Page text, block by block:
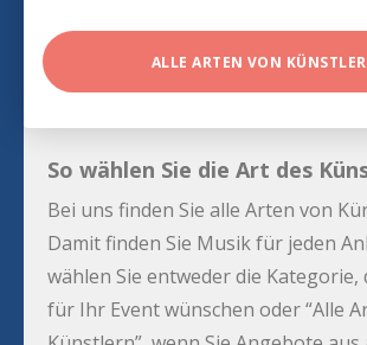
ALLE ARTEN VON
So wählen Sie die Art des
Bei uns finden Sie alle Arten von
Damit finden Sie Musik für jeden
wählen Sie entweder die Kategorie,
für Ihr Event wünschen oder “Alle